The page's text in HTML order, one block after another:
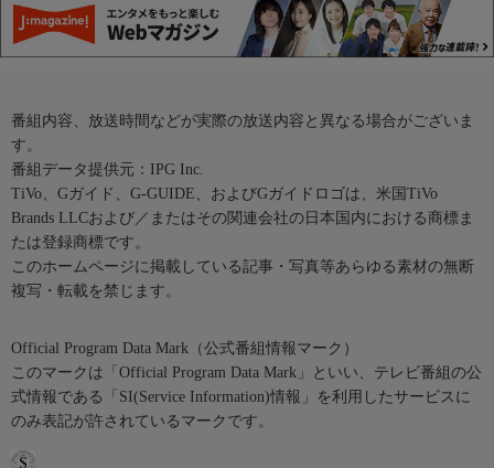
番組内容、放送時間などが実際の放送内容と異なる場合がございま
す。
番組データ提供元：IPG Inc.
TiVo、Gガイド、G-GUIDE、およびGガイドロゴは、米国TiVo
Brands LLCおよび／またはその関連会社の日本国内における商標ま
たは登録商標です。
このホームページに掲載している記事・写真等あらゆる素材の無断
複写・転載を禁じます。
Official Program Data Mark（公式番組情報マーク）
このマークは「Official Program Data Mark」といい、テレビ番組の公
式情報である「SI(Service Information)情報」を利用したサービスに
のみ表記が許されているマークです。